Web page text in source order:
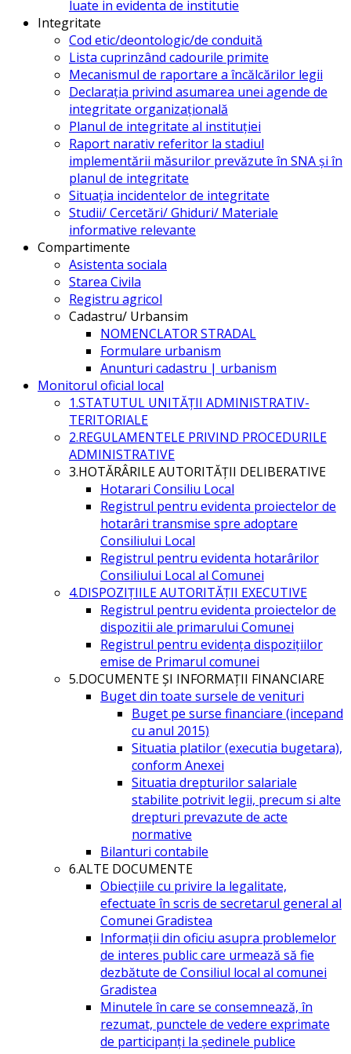
luate in evidenta de institutie
Integritate
Cod etic/deontologic/de conduită
Lista cuprinzând cadourile primite
Mecanismul de raportare a încălcărilor legii
Declarația privind asumarea unei agende de
integritate organizațională
Planul de integritate al instituției
Raport narativ referitor la stadiul
implementării măsurilor prevăzute în SNA și în
planul de integritate
Situația incidentelor de integritate
Studii/ Cercetări/ Ghiduri/ Materiale
informative relevante
Compartimente
Asistenta sociala
Starea Civila
Registru agricol
Cadastru/ Urbansim
NOMENCLATOR STRADAL
Formulare urbanism
Anunturi cadastru | urbanism
Monitorul oficial local
1.STATUTUL UNITĂŢII ADMINISTRATIV-
TERITORIALE
2.REGULAMENTELE PRIVIND PROCEDURILE
ADMINISTRATIVE
3.HOTĂRÂRILE AUTORITĂŢII DELIBERATIVE
Hotarari Consiliu Local
Registrul pentru evidenta proiectelor de
hotarâri transmise spre adoptare
Consiliului Local
Registrul pentru evidenta hotarârilor
Consiliului Local al Comunei
4.DISPOZIŢIILE AUTORITĂŢII EXECUTIVE
Registrul pentru evidenta proiectelor de
dispozitii ale primarului Comunei
Registrul pentru evidența dispozițiilor
emise de Primarul comunei
5.DOCUMENTE ŞI INFORMAŢII FINANCIARE
Buget din toate sursele de venituri
Buget pe surse financiare (incepand
cu anul 2015)
Situatia platilor (executia bugetara),
conform Anexei
Situatia drepturilor salariale
stabilite potrivit legii, precum si alte
drepturi prevazute de acte
normative
Bilanturi contabile
6.ALTE DOCUMENTE
Obiecțiile cu privire la legalitate,
efectuate în scris de secretarul general al
Comunei Gradistea
Informații din oficiu asupra problemelor
de interes public care urmează să fie
dezbătute de Consiliul local al comunei
Gradistea
Minutele în care se consemnează, în
rezumat, punctele de vedere exprimate
de participanți la ședinele publice